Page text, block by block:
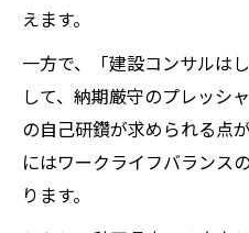
えます。
一方で、「建設コンサルは
して、納期厳守のプレッシ
の自己研鑽が求められる点
にはワークライフバランス
ります。